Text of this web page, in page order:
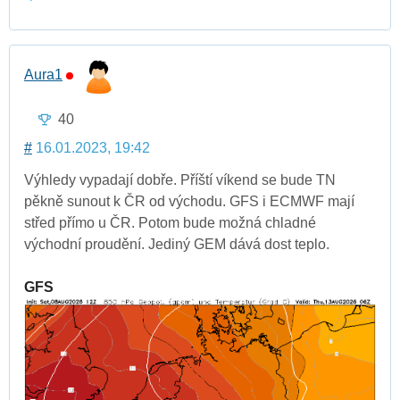
Aura1
40
# 16.01.2023, 19:42
Výhledy vypadají dobře. Příští víkend se bude TN
pěkně sunout k ČR od východu. GFS i ECMWF mají
střed přímo u ČR. Potom bude možná chladné
východní proudění. Jediný GEM dává dost teplo.
GFS